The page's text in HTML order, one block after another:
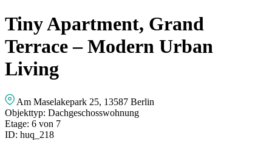
Tiny Apartment, Grand
Terrace – Modern Urban
Living
Am Maselakepark 25, 13587 Berlin
Objekttyp: Dachgeschosswohnung
Etage: 6 von 7
ID: huq_218